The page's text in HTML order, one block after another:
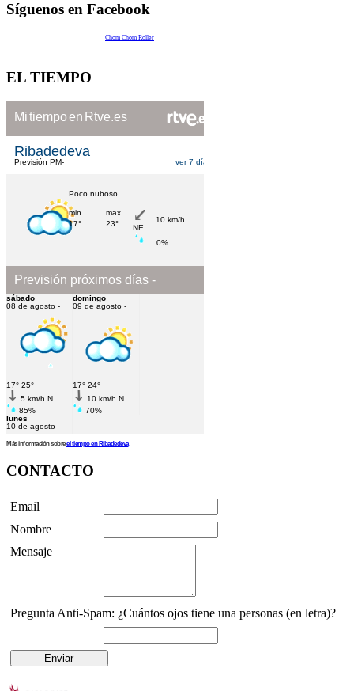
Síguenos en Facebook
Chom Chom Roller
EL TIEMPO
Más información sobreel tiempo en Ribadedeva
CONTACTO
Email
Nombre
Mensaje
Pregunta Anti-Spam: ¿Cuántos ojos tiene una personas (en letra)?